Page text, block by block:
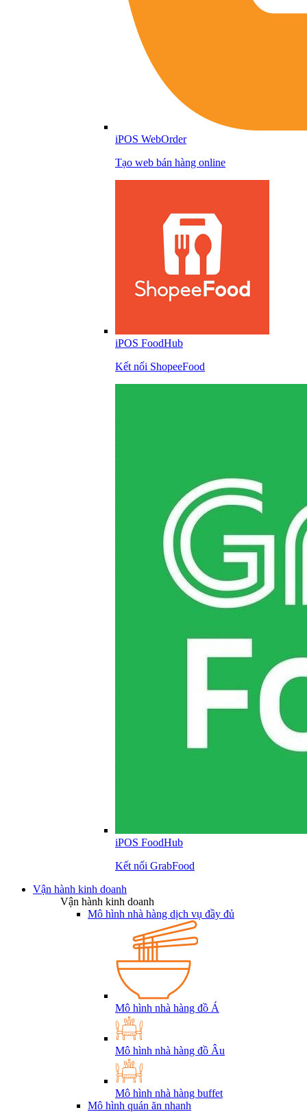
iPOS WebOrder
Tạo web bán hàng online
iPOS FoodHub
Kết nối ShopeeFood
iPOS FoodHub
Kết nối GrabFood
Vận hành kinh doanh
Vận hành kinh doanh
Mô hình nhà hàng dịch vụ đầy đủ
Mô hình nhà hàng đồ Á
Mô hình nhà hàng đồ Âu
Mô hình nhà hàng buffet
Mô hình quán ăn nhanh